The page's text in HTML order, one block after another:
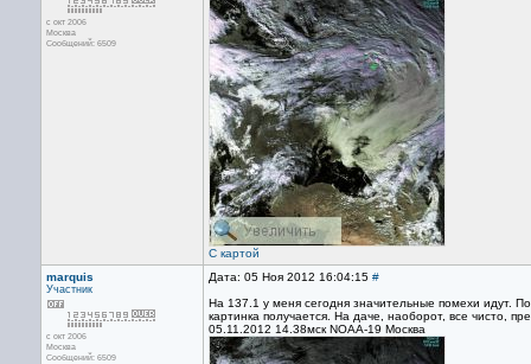
с окт 2006
Москва
Сообщений: 6509
С картой
marquis
Участник
с окт 2006
Москва
Сообщений: 6509
Дата: 05 Ноя 2012 16:04:15 #
На 137.1 у меня сегодня значительные помехи идут.
картинка получается. На даче, наоборот, все чисто,
05.11.2012 14.38мск NOAA-19 Москва